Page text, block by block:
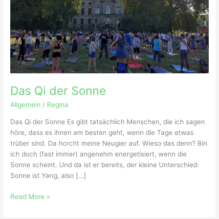
Das Qi der Sonne
Allgemein / Regina
Das Qi der Sonne Es gibt tatsächlich Menschen, die ich sagen
höre, dass es ihnen am besten geht, wenn die Tage etwas
trüber sind. Da horcht meine Neugier auf. Wieso das denn? Bin
ich doch (fast immer) angenehm energetisiert, wenn die
Sonne scheint. Und da ist er bereits, der kleine Unterschied:
Sonne ist Yang, also […]
Read More »